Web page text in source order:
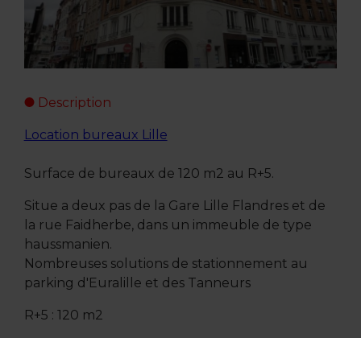
Description
Location bureaux Lille
Surface de bureaux de 120 m2 au R+5.
Situe a deux pas de la Gare Lille Flandres et de
la rue Faidherbe, dans un immeuble de type
haussmanien.
Nombreuses solutions de stationnement au
parking d'Euralille et des Tanneurs
R+5 : 120 m2